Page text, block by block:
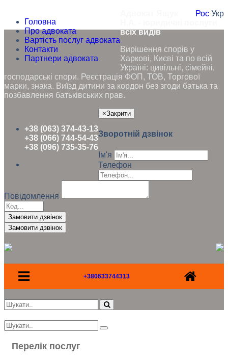
Головна
Про адвоката
Вартість послуг адвоката
Контакти
Партнери адвоката
Рос Укр
всіх видів
Вирішення спорів у
Харкові, Києві та по всій
Україні: цивільні, сімейні,
господарські спори. Реєстрація ФОП, ТОВ, Торгової
марки, знака. Виїзд дитини за кордон без згоди батька та
позбавлення батьківських прав.
+38 (063) 374-43-13
+38 (066) 744-54-43
+38 (096) 735-35-76
×Закрити
Зворотній дзвінок
Ім'я
Телефон
Повідомлення
Замовити дзвінок
+380633744313
Перелік послуг